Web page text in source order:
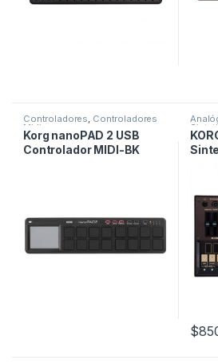
Controladores, Controladores
Midi
Korg nanoPAD 2 USB
Controlador MIDI-BK
$